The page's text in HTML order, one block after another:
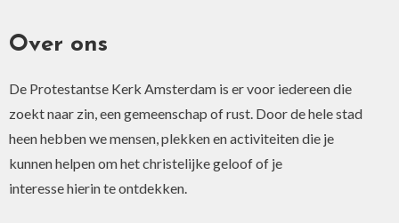
Over ons
De Protestantse Kerk Amsterdam is er voor iedereen die
zoekt naar zin, een gemeenschap of rust. Door de hele stad
heen hebben we mensen, plekken en activiteiten die je
kunnen helpen om het christelijke geloof of je
interesse hierin te ontdekken.